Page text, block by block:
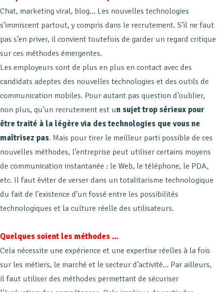
Chat, marketing viral, blog… Les nouvelles technologies
s’immiscent partout, y compris dans le recrutement. S’il ne faut
pas s’en priver, il convient toutefois de garder un regard critique
sur ces méthodes émergentes.
Les employeurs sont de plus en plus en contact avec des
candidats adeptes des nouvelles technologies et des outils de
communication mobiles. Pour autant pas question d’oublier,
non plus, qu’un recrutement est un sujet trop sérieux pour
être traité à la légère via des technologies que vous ne
maîtrisez pas. Mais pour tirer le meilleur parti possible de ces
nouvelles méthodes, l’entreprise peut utiliser certains moyens
de communication instantanée : le Web, le téléphone, le PDA,
etc. Il faut éviter de verser dans un totalitarisme technologique
du fait de l’existence d’un fossé entre les possibilités
technologiques et la culture réelle des utilisateurs.
Quelques soient les méthodes …
Cela nécessite une expérience et une expertise réelles à la fois
sur les métiers, le marché et le secteur d’activité… Par ailleurs,
il faut utiliser des méthodes permettant de sécuriser